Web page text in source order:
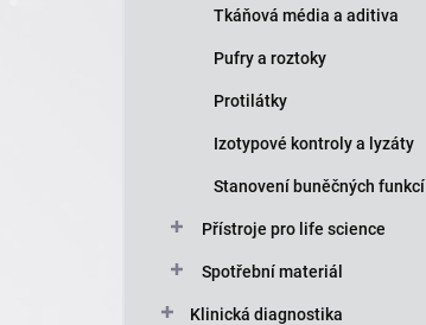
Tkáňová média a aditiva
Pufry a roztoky
Protilátky
Izotypové kontroly a lyzáty
Stanovení buněčných funkcí
Přístroje pro life science
Spotřební materiál
Klinická diagnostika